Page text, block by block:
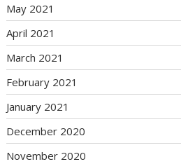
May 2021
April 2021
March 2021
February 2021
January 2021
December 2020
November 2020